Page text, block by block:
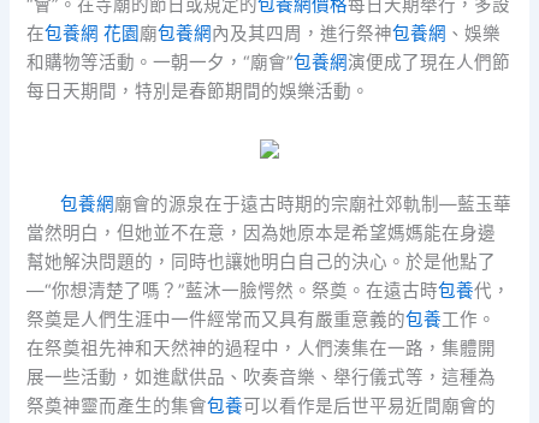
在包養網 花園廟包養網內及其四周，進行祭神包養網 、娛樂
和購物等活動。一朝一夕，“廟會”包養網演便成了現在人們節
每日天期間，特別是春節期間的娛樂活動。
包養網廟會的源泉在于遠古時期的宗廟社郊軌制—藍玉華
當然明白，但她並不在意，因為她原本是希望媽媽能在身邊
幫她解決問題的，同時也讓她明白自己的決心。於是他點了
—“你想清楚了嗎？”藍沐一臉愕然。祭奠。在遠古時包養代，
祭奠是人們生涯中一件經常而又具有嚴重意義的包養工作。
在祭奠祖先神和天然神的過程中，人們湊集在一路，集體開
展一些活動，如進獻供品、吹奏音樂、舉行儀式等，這種為
祭奠神靈而產生的集會包養可以看作是后世平易近間廟會的